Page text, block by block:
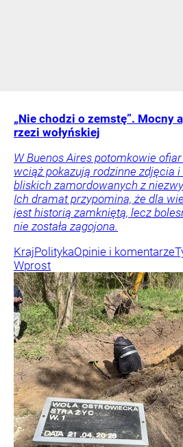
„Nie chodzi o zemstę”. Mocny
rzezi wołyńskiej
W Buenos Aires potomkowie
wciąż pokazują rodzinne zdjęcia
bliskich zamordowanych z
Ich dramat przypomina, że dla
jest historią zamkniętą, lecz
nie została zagojona.
KrajPolitykaOpinie i komentarze
Wprost